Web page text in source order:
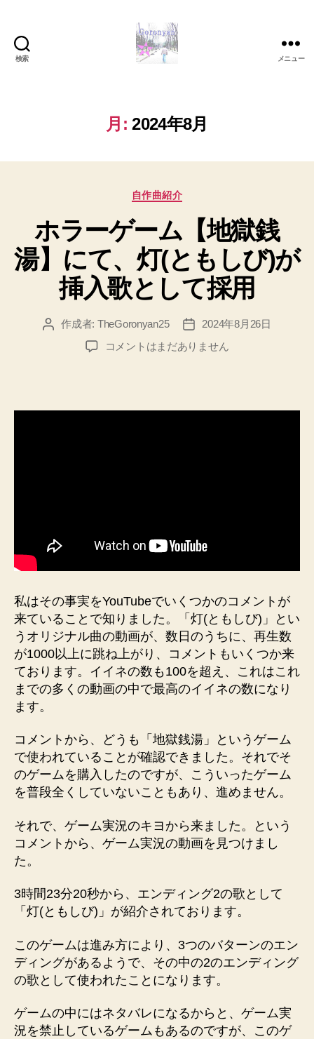
検索
マ
イ
ド
音
と
日
常
の
こ
と
メニュー
月: 2024年8月
カ
ゴ
リ
ー
自作曲紹介
ホラーゲーム【地獄銭
湯】にて、灯(ともしび)が
挿入歌として採用
投 作成者: TheGoronyan25
投
稿
日
2024年8月26日
ホ
ー
(と
が
挿
入
歌
と
し
用
へ
の
コメントはまだありません
私はその事実をYouTubeでいくつかのコメントが
来ていることで知りました。「灯(ともしび)」とい
うオリジナル曲の動画が、数日のうちに、再生数
が1000以上に跳ね上がり、コメントもいくつか来
ております。イイネの数も100を超え、これはこれ
までの多くの動画の中で最高のイイネの数になり
ます。
コメントから、どうも「地獄銭湯」というゲーム
で使われていることが確認できました。それでそ
のゲームを購入したのですが、こういったゲーム
を普段全くしていないこともあり、進めません。
それで、ゲーム実況のキヨから来ました。という
コメントから、ゲーム実況の動画を見つけまし
た。
3時間23分20秒から、エンディング2の歌として
「灯(ともしび)」が紹介されております。
このゲームは進み方により、3つのバターンのエン
ディングがあるようで、その中の2のエンディング
の歌として使われたことになります。
ゲームの中にはネタバレになるからと、ゲーム実
況を禁止しているゲームもあるのですが、このゲ